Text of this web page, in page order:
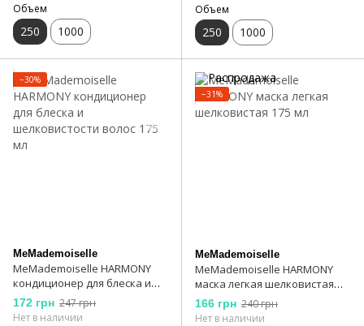
Объем
250 1000
Объем
250 1000
−30%
MeMademoiselle
MeMademoiselle HARMONY
кондиционер для блеска и
шелковистости волос 175 мл
172 грн 247 грн
Нет в наличии
−31%
MeMademoiselle
MeMademoiselle HARMONY
маска легкая шелковистая
175 мл
166 грн 240 грн
Нет в наличии